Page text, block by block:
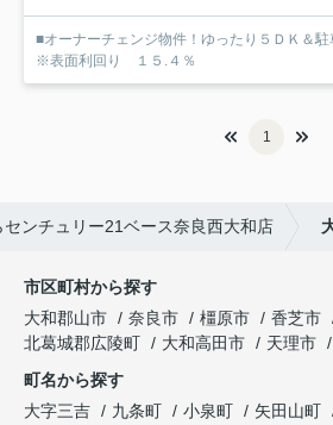
■オーナーチェンジ物件！ゆったり５ＤＫ＆駐
※表面利回り １５.４％
1
ンチュリー21ベース奈良西大和店
市区町村から探す
大和郡山市
奈良市 橿原市 香芝市
北葛城郡広陵町
大和高田市 天理市
町名から探す
大字三吉
九条町 小泉町 矢田山町